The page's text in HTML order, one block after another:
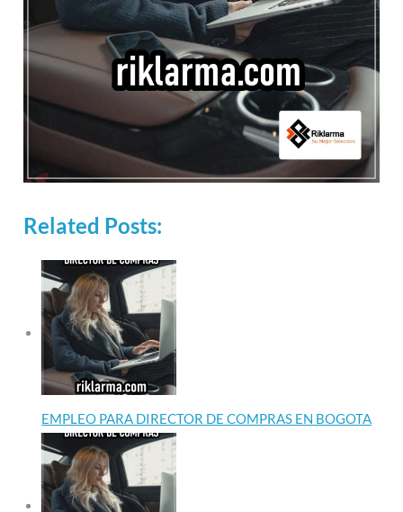
Related Posts:
EMPLEO PARA DIRECTOR DE COMPRAS EN BOGOTA